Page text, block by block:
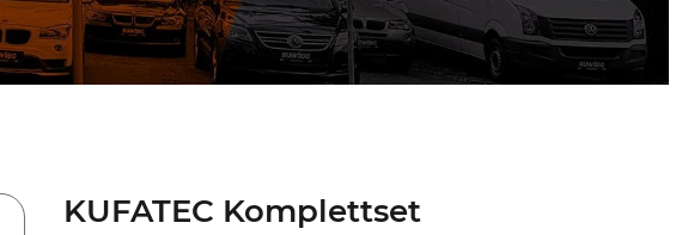
KUFATEC Komplettset